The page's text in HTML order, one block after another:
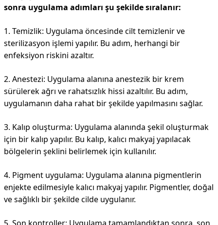
sonra uygulama adımları şu şekilde sıralanır:
1. Temizlik: Uygulama öncesinde cilt temizlenir ve
sterilizasyon işlemi yapılır. Bu adım, herhangi bir
enfeksiyon riskini azaltır.
2. Anestezi: Uygulama alanına anestezik bir krem
sürülerek ağrı ve rahatsızlık hissi azaltılır. Bu adım,
uygulamanın daha rahat bir şekilde yapılmasını sağlar.
3. Kalıp oluşturma: Uygulama alanında şekil oluşturmak
için bir kalıp yapılır. Bu kalıp, kalıcı makyaj yapılacak
bölgelerin şeklini belirlemek için kullanılır.
4. Pigment uygulama: Uygulama alanına pigmentlerin
enjekte edilmesiyle kalıcı makyaj yapılır. Pigmentler, doğal
ve sağlıklı bir şekilde cilde uygulanır.